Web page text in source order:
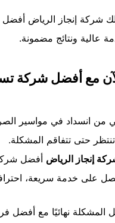
شركة إنجاز الرياض أفضل
عالية ونتائج مضمونة.
مع أفضل شركة
من انسداد في مواسير
تنتظر حتى تتفاقم المشكلة.
إنجاز الرياض أفضل
على خدمة سريعة،
المشكلة نهائيًا مع